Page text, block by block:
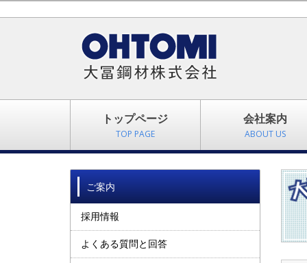
トップページ
TOP PAGE
会社案内
ABOUT US
ご案内
採用情報
よくある質問と回答